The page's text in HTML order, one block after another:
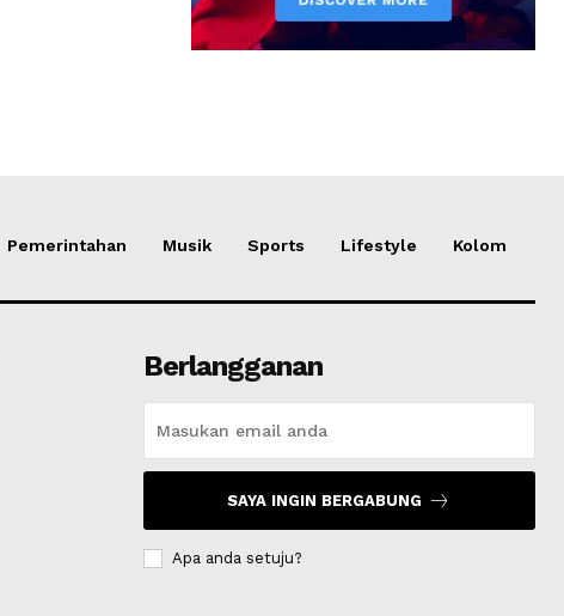
Pemerintahan Musik Sports Lifestyle Kolom
Berlangganan
SAYA INGIN BERGABUNG
Apa anda setuju?